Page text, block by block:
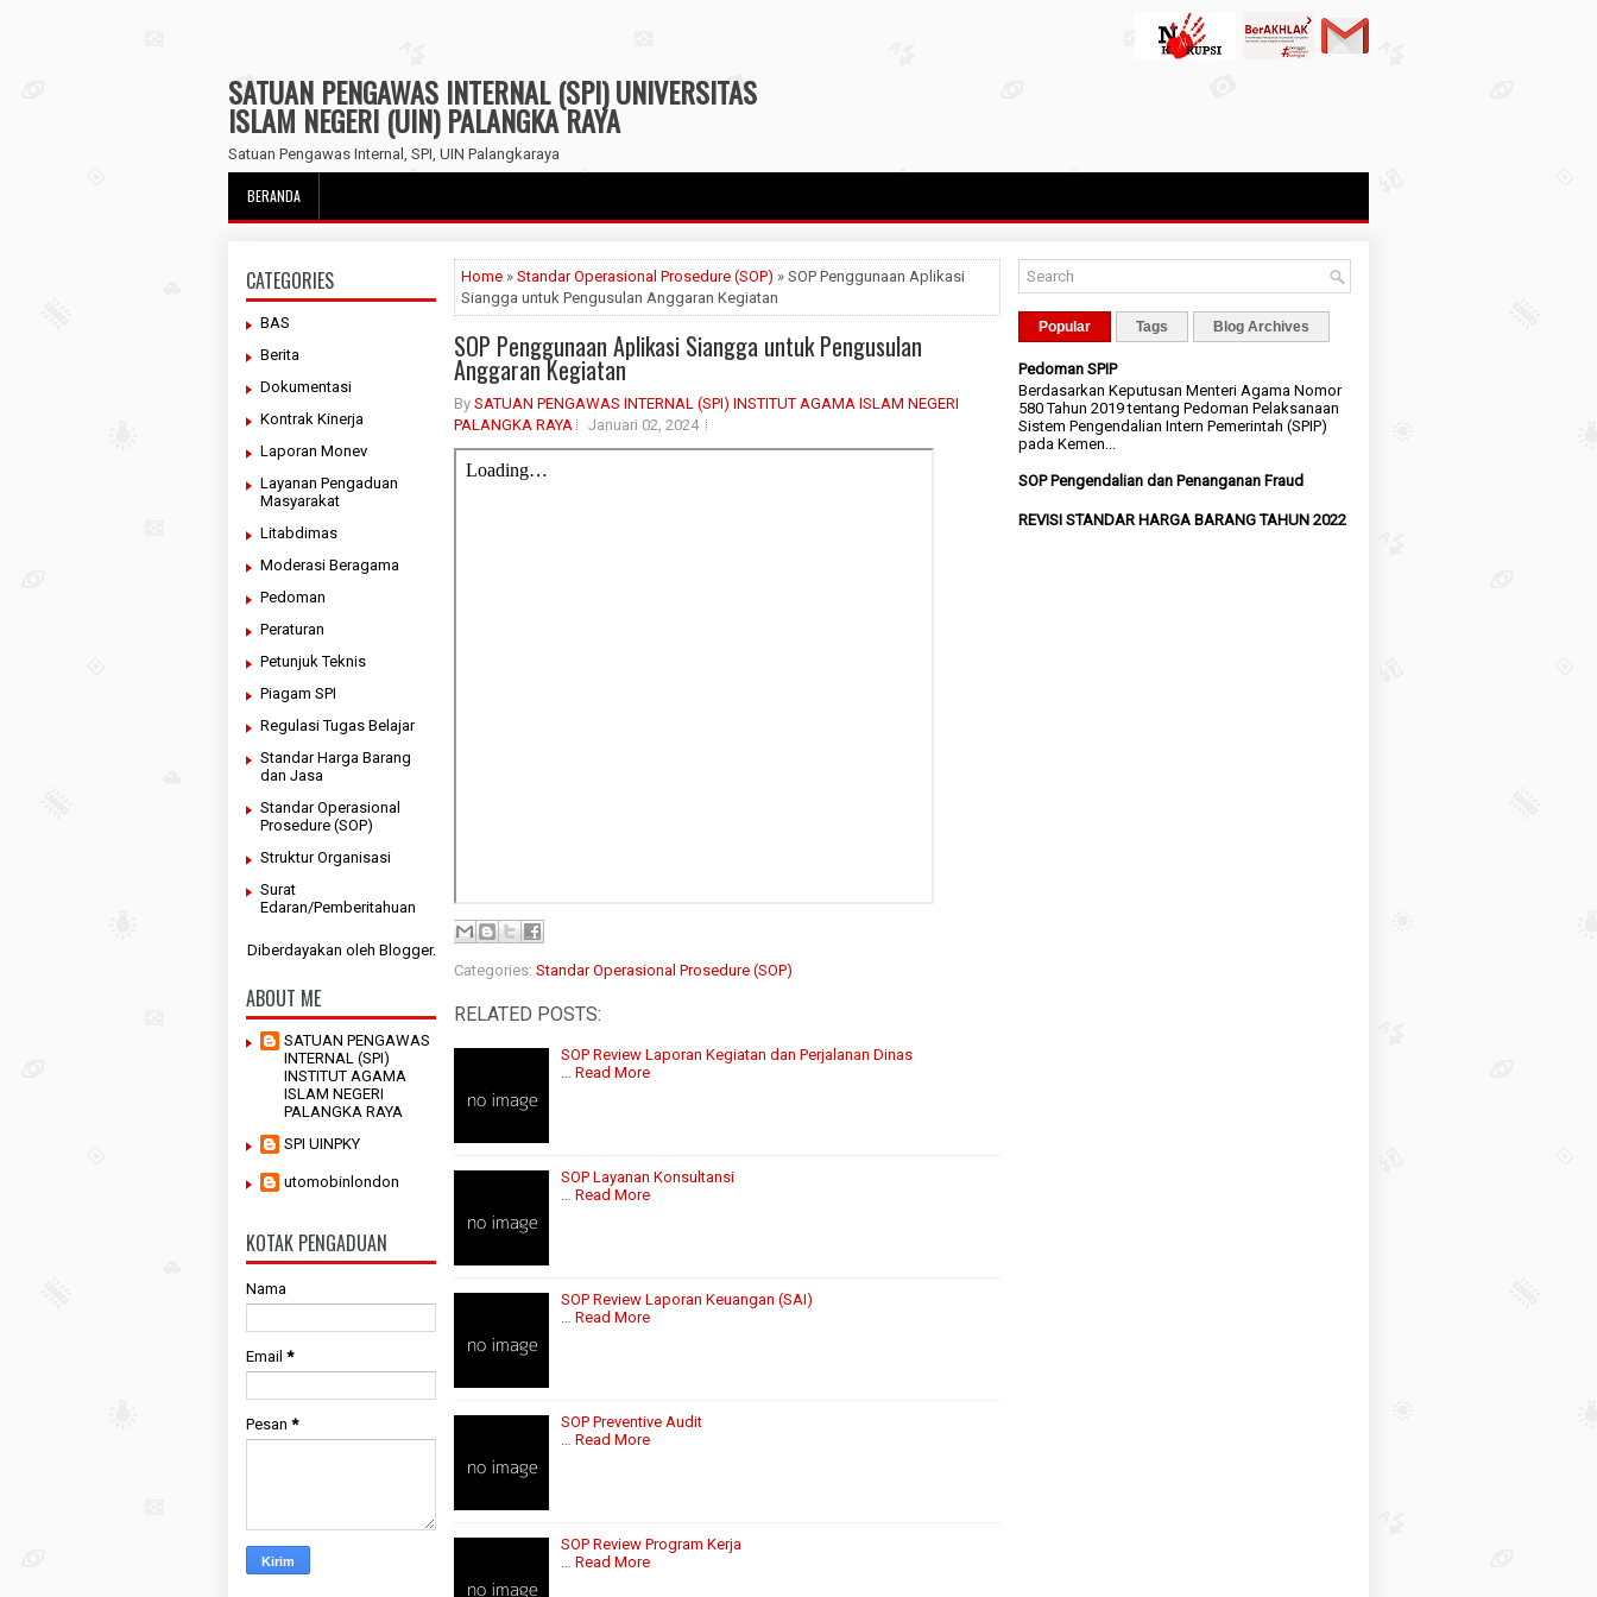
SATUAN PENGAWAS INTERNAL (SPI) UNIVERSITAS
ISLAM NEGERI (UIN) PALANGKA RAYA
Satuan Pengawas Internal, SPI, UIN Palangkaraya
BERANDA
CATEGORIES
BAS
Berita
Dokumentasi
Kontrak Kinerja
Laporan Monev
Layanan Pengaduan
Masyarakat
Litabdimas
Moderasi Beragama
Pedoman
Peraturan
Petunjuk Teknis
Piagam SPI
Regulasi Tugas Belajar
Standar Harga Barang
dan Jasa
Standar Operasional
Prosedure (SOP)
Struktur Organisasi
Surat
Edaran/Pemberitahuan
Diberdayakan oleh Blogger.
ABOUT ME
SATUAN PENGAWAS
INTERNAL (SPI)
INSTITUT AGAMA
ISLAM NEGERI
PALANGKA RAYA
SPI UINPKY
utomobinlondon
KOTAK PENGADUAN
Nama
Email *
Pesan *
Home » Standar Operasional Prosedure (SOP) » SOP Penggunaan Aplikasi
Siangga untuk Pengusulan Anggaran Kegiatan
SOP Penggunaan Aplikasi Siangga untuk Pengusulan
Anggaran Kegiatan
By SATUAN PENGAWAS INTERNAL (SPI) INSTITUT AGAMA ISLAM NEGERI
PALANGKA RAYA
Januari 02, 2024
Categories: Standar Operasional Prosedure (SOP)
RELATED POSTS:
SOP Review Laporan Kegiatan dan Perjalanan Dinas
Read More
SOP Layanan Konsultansi
Read More
SOP Review Laporan Keuangan (SAI)
Read More
SOP Preventive Audit
Read More
SOP Review Program Kerja
Read More
Popular Tags Blog Archives
Pedoman SPIP
Berdasarkan Keputusan Menteri Agama Nomor
580 Tahun 2019 tentang Pedoman Pelaksanaan
Sistem Pengendalian Intern Pemerintah (SPIP)
pada Kemen...
SOP Pengendalian dan Penanganan Fraud
REVISI STANDAR HARGA BARANG TAHUN 2022